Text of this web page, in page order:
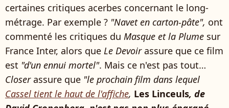
certaines critiques acerbes concernant le long-
métrage. Par exemple ? "Navet en carton-pâte", ont
commenté les critiques du Masque et la Plume sur
France Inter, alors que Le Devoirassure que ce film
est "d'un ennui mortel". Mais ce n'est pas tout…
Closerassure que "le prochain film dans lequel
Cassel tient le haut de l'affiche, Les Linceuls, de